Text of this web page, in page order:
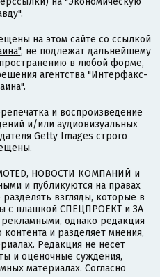
на этом сайте со ссылкой
, не подлежат дальнейшему
в любой форме,
агентства "Интерфакс-
и воспроизведение
и/или аудиовизуальных
Getty Images строго
НОВОСТИ КОМПАНИЙ и
и публикуются на правах
взгляды, которые в
с плашкой СПЕЦПРОЕКТ и ЗА
однако редакция
контента и разделяет мнения,
Редакция не несет
и оценочные суждения,
материалах. Согласно